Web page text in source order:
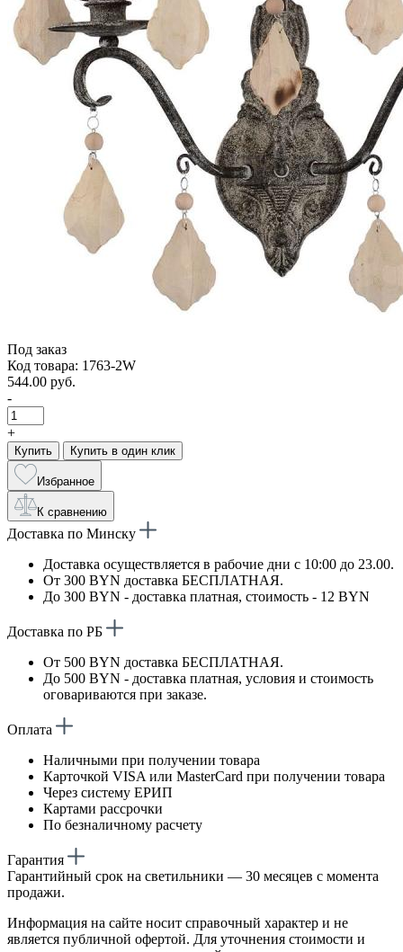
Под заказ
Код товара: 1763-2W
544.00 руб.
-
+
Купить Купить в один клик
Избранное
К сравнению
Доставка по Минску
Доставка осуществляется в рабочие дни с 10:00 до 23.00.
От 300 BYN доставка БЕСПЛАТНАЯ.
До 300 BYN - доставка платная, стоимость - 12 BYN
Доставка по РБ
От 500 BYN доставка БЕСПЛАТНАЯ.
До 500 BYN - доставка платная, условия и стоимость
оговариваются при заказе.
Оплата
Наличными при получении товара
Карточкой VISA или MasterCard при получении товара
Через систему ЕРИП
Картами рассрочки
По безналичному расчету
Гарантия
Гарантийный срок на светильники — 30 месяцев с момента
продажи.
Информация на сайте носит справочный характер и не
является публичной офертой. Для уточнения стоимости и